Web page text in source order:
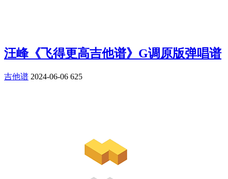
汪峰《飞得更高吉他谱》G调原版弹唱谱
吉他谱 2024-06-06 625